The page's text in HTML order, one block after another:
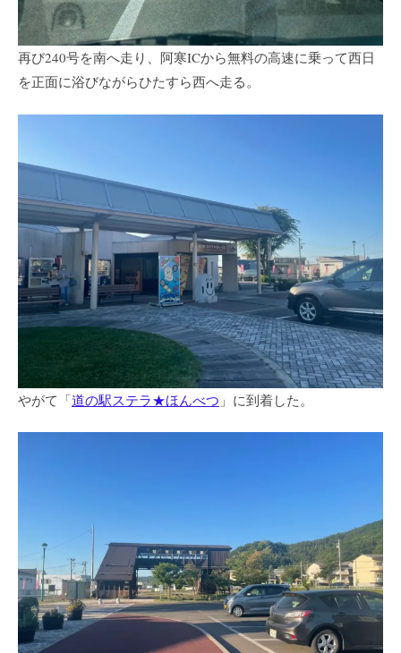
再び240号を南へ走り、阿寒ICから無料の高速に乗って西日
を正面に浴びながらひたすら西へ走る。
やがて「道の駅ステラ★ほんべつ 」に到着した。